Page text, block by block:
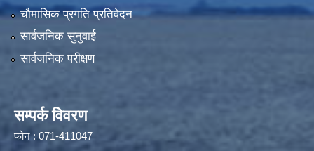
चौमासिक प्रगति प्रतिवेदन
सार्वजनिक सुनुवाई
सार्वजनिक परीक्षण
सम्पर्क विवरण
फोन : 071-411047